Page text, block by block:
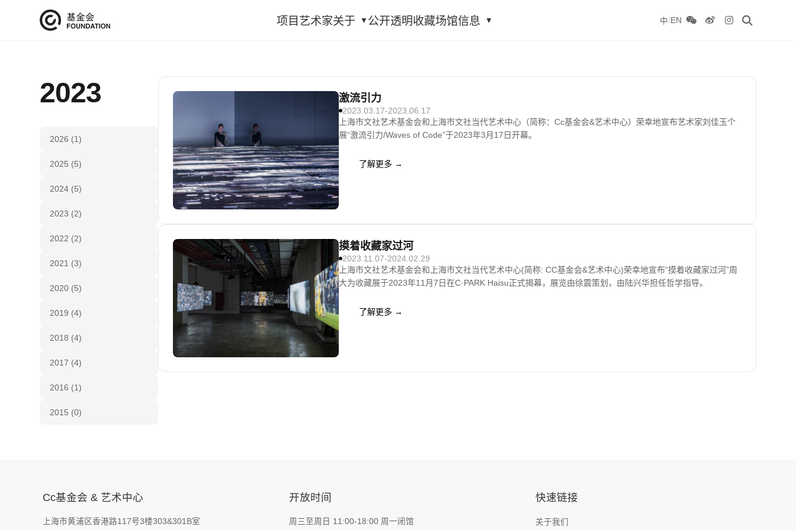
项目 艺术家关于 公开透明收藏场馆信息 中/EN
2023
2026 (1)
2025 (5)
2024 (5)
2023 (2)
2022 (2)
2021 (3)
2020 (5)
2019 (4)
2018 (4)
2017 (4)
2016 (1)
2015 (0)
激流引力
2023.03.17-2023.06.17
上海市文社艺术基金会和上海市文社当代艺术中心（简称：Cc基金会&艺术中心）荣幸地宣布艺术家刘佳玉个
展“激流引力/Waves of Code”于2023年3月17日开幕。
了解更多 →
摸着收藏家过河
2023.11.07-2024.02.29
上海市文社艺术基金会和上海市文社当代艺术中心(简称: CC基金会&艺术中心)荣幸地宣布“摸着收藏家过河”周
大为收藏展于2023年11月7日在C·PARK Haisu正式揭幕，展览由徐震策划，由陆兴华担任哲学指导。
了解更多 →
Cc基金会 & 艺术中心
上海市黄浦区香港路117号3楼303&301B室
开放时间
周三至周日 11:00-18:00 周一闭馆
快速链接
关于我们